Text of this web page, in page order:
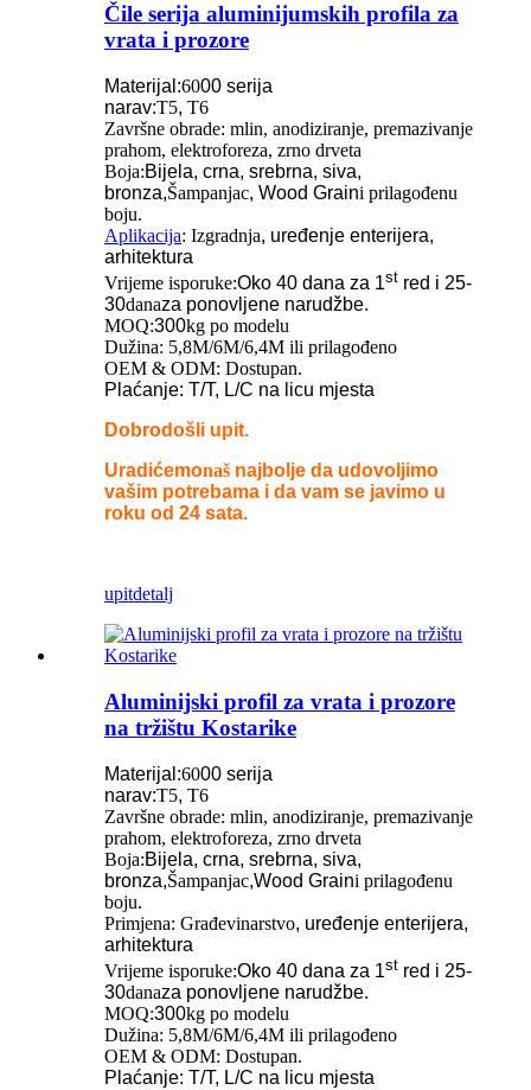
Čile serija aluminijumskih profila za
vrata i prozore
Materijal:6000 serija
narav:T5, T6
Završne obrade: mlin, anodiziranje, premazivanje
prahom, elektroforeza, zrno drveta
Boja:Bijela, crna, srebrna, siva,
bronza,Šampanjac, Wood Graini prilagođenu
boju.
Aplikacija: Izgradnja, uređenje enterijera,
arhitektura
Vrijeme isporuke:Oko 40 dana za 1st red i 25-
30danaza ponovljene narudžbe.
MOQ:300kg po modelu
Dužina: 5,8M/6M/6,4M ili prilagođeno
OEM & ODM: Dostupan.
Plaćanje: T/T, L/C na licu mjesta
Dobrodošli upit.
Uradićemonaš najbolje da udovoljimo
vašim potrebama i da vam se javimo u
roku od 24 sata.
upitdetalj
Aluminijski profil za vrata i prozore
na tržištu Kostarike
Materijal:6000 serija
narav:T5, T6
Završne obrade: mlin, anodiziranje, premazivanje
prahom, elektroforeza, zrno drveta
Boja:Bijela, crna, srebrna, siva,
bronza,Šampanjac,Wood Graini prilagođenu
boju.
Primjena: Građevinarstvo, uređenje enterijera,
arhitektura
Vrijeme isporuke:Oko 40 dana za 1st red i 25-
30danaza ponovljene narudžbe.
MOQ:300kg po modelu
Dužina: 5,8M/6M/6,4M ili prilagođeno
OEM & ODM: Dostupan.
Plaćanje: T/T, L/C na licu mjesta